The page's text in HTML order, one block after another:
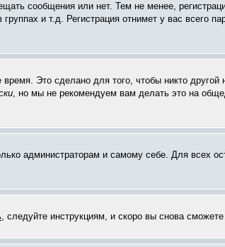
сообщения или нет. Тем не менее,
и т.д. Регистрация отнимет у вас всего
Это сделано для того, чтобы никто другой
, но мы не рекомендуем вам делать это на
администраторам и самому себе. Для всех
, следуйте инструкциям, и скоро вы снова